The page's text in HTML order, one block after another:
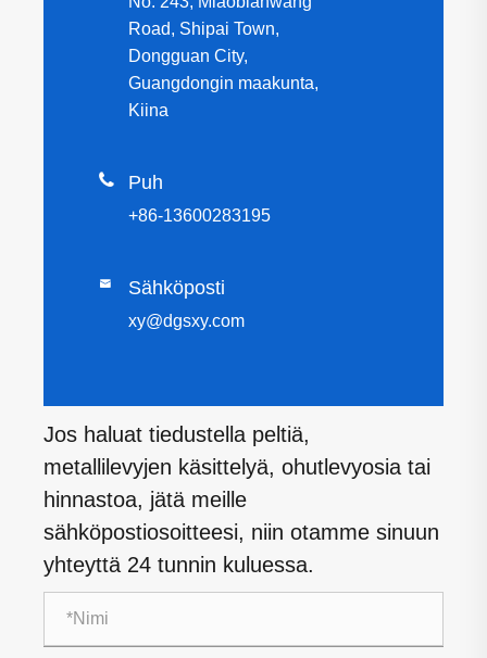
Road, Shipai Town,
Dongguan City,
Guangdongin maakunta,
Kiina
 Puh
+86-13600283195
 Sähköposti
xy@dgsxy.com
Jos haluat tiedustella peltiä,
metallilevyjen käsittelyä, ohutlevyosia tai
hinnastoa, jätä meille
sähköpostiosoitteesi, niin otamme sinuun
yhteyttä 24 tunnin kuluessa.